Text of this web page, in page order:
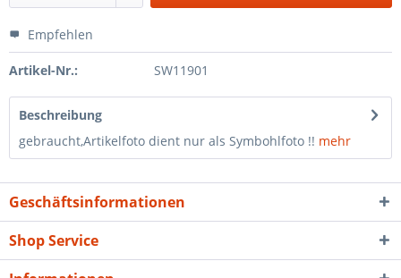
Empfehlen
Artikel-Nr.: SW11901
Beschreibung
gebraucht,Artikelfoto dient nur als Symbohlfoto !! mehr
Geschäftsinformationen
Shop Service